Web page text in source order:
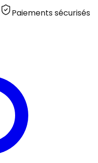
Paiements sécurisés